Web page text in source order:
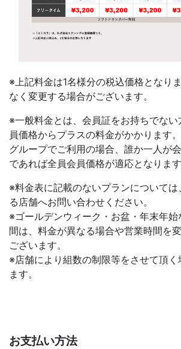
※上記料金は1名様分の税込価格となり
なく変更する場合がございます。
※一般料金とは、会員証をお持ちでない
員価格からプラスの料金がかかります。
グループでご利用の場合、誰か一人が
であれば全員会員価格が適応となります
※料金表に記載のないプランについては
る店舗へお問い合わせください。
※ゴールデンウィーク・お盆・年末年始
間は、料金が異なる場合や営業時間を
ございます。
※店舗により組数の制限等をさせて頂く
ます。
お支払い方法